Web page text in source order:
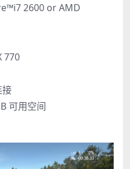
2600 or AMD
770
接
可用空间